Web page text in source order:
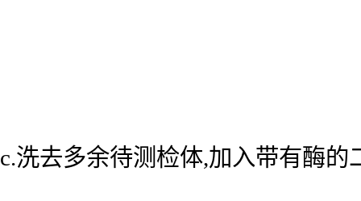
c.洗去多余待测检体,加入带有酶